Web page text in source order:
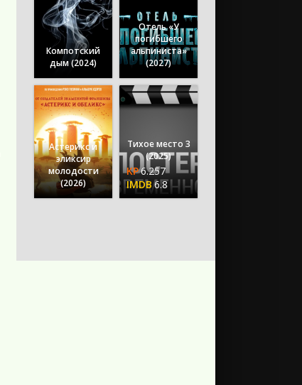
Компотский
дым (2024)
Отель «У
погибшего
альпиниста»
(2027)
Астерикс и
эликсир
молодости
(2026)
Тихое место 3
(2025)
6.257
6.8